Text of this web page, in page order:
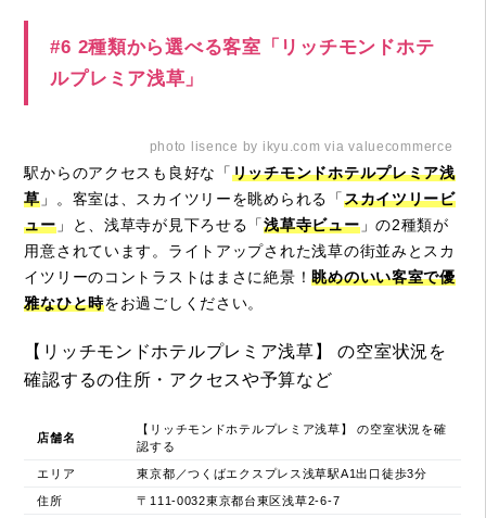
#6 2種類から選べる客室「リッチモンドホテ
ルプレミア浅草」
photo lisence by ikyu.com via valuecommerce
駅からのアクセスも良好な「リッチモンドホテルプレミア浅
草 」。客室は、スカイツリーを眺められる「スカイツリービ
ュー」と、浅草寺が見下ろせる「浅草寺ビュー」の2種類が
用意されています。ライトアップされた浅草の街並みとスカ
イツリーのコントラストはまさに絶景！眺めのいい客室で優
雅なひと時をお過ごしください。
【リッチモンドホテルプレミア浅草】 の空室状況を
確認するの住所・アクセスや予算など
店舗名
【リッチモンドホテルプレミア浅草】 の空室状況を確
認する
エリア 東京都／つくばエクスプレス浅草駅A1出口徒歩3分
住所 〒111-0032東京都台東区浅草2-6-7